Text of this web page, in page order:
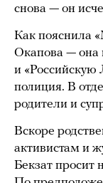
снова — он
Как пояснила
Окапова — она
и «Российскую
полиция. В
родители и
Вскоре
активистам и
Бекзат просит